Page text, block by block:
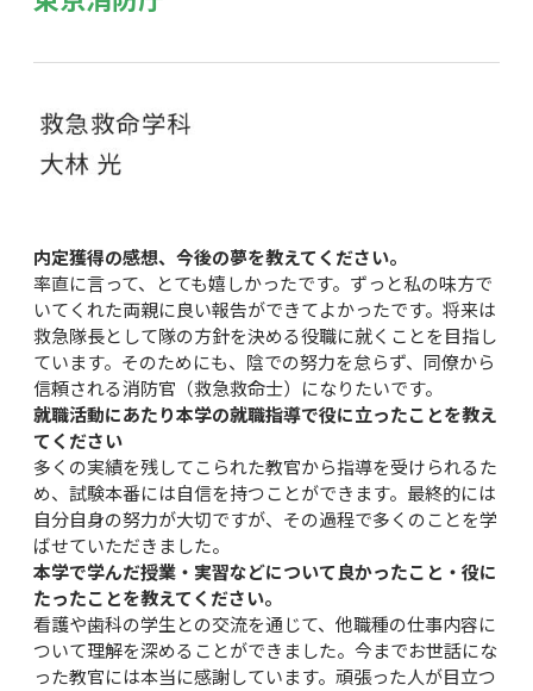
内定獲得の感想、今後の夢を教えてください。
率直に言って、とても嬉しかったです。ずっと私の味方で
いてくれた両親に良い報告ができてよかったです。将来は
救急隊長として隊の方針を決める役職に就くことを目指し
ています。そのためにも、陰での努力を怠らず、同僚から
信頼される消防官（救急救命士）になりたいです。
就職活動にあたり本学の就職指導で役に立ったことを教え
てください
多くの実績を残してこられた教官から指導を受けられるた
め、試験本番には自信を持つことができます。最終的には
自分自身の努力が大切ですが、その過程で多くのことを学
ばせていただきました。
本学で学んだ授業・実習などについて良かったこと・役に
たったことを教えてください。
看護や歯科の学生との交流を通じて、他職種の仕事内容に
ついて理解を深めることができました。今までお世話にな
った教官には本当に感謝しています。頑張った人が目立つ